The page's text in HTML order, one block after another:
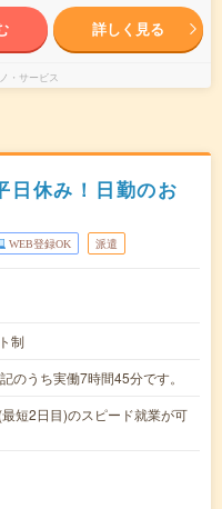
詳しく見る
・サービス
日休み！日勤のお
WEB登録OK 派遣
制
のうち実働7時間45分です。
短2日目)のスピード就業が可